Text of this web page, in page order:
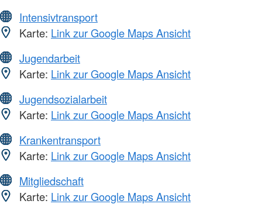
Intensivtransport
Karte: Link zur Google Maps Ansicht
Jugendarbeit
Karte: Link zur Google Maps Ansicht
Jugendsozialarbeit
Karte: Link zur Google Maps Ansicht
Krankentransport
Karte: Link zur Google Maps Ansicht
Mitgliedschaft
Karte: Link zur Google Maps Ansicht